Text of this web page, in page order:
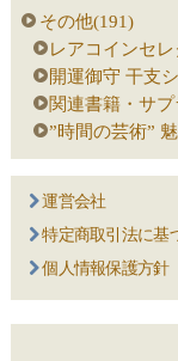
その他(191)
レアコインセ
開運御守 干支
関連書籍・サ
”時間の芸術”
運営会社
特定商取引法に基
個人情報保護方針